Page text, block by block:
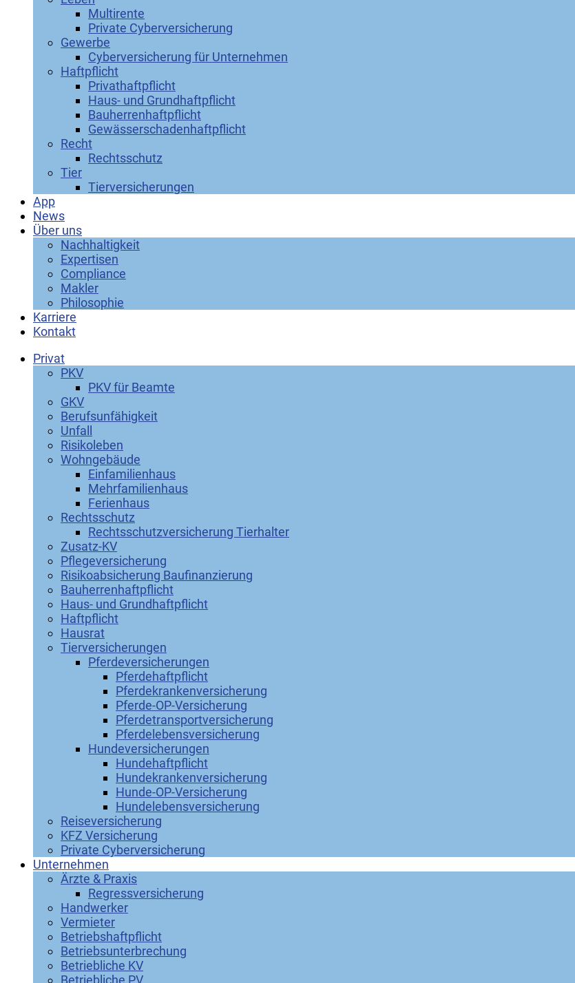
Multirente
Private Cyberversicherung
Gewerbe
Cyberversicherung für Unternehmen
Haftpflicht
Privathaftpflicht
Haus- und Grundhaftpflicht
Bauherrenhaftpflicht
Gewässerschadenhaftpflicht
Recht
Rechtsschutz
Tier
Tierversicherungen
App
News
Über uns
Nachhaltigkeit
Expertisen
Compliance
Makler
Philosophie
Karriere
Kontakt
Privat
PKV
PKV für Beamte
GKV
Berufsunfähigkeit
Unfall
Risikoleben
Wohngebäude
Einfamilienhaus
Mehrfamilienhaus
Ferienhaus
Rechtsschutz
Rechtsschutzversicherung Tierhalter
Zusatz-KV
Pflegeversicherung
Risikoabsicherung Baufinanzierung
Bauherrenhaftpflicht
Haus- und Grundhaftpflicht
Haftpflicht
Hausrat
Tierversicherungen
Pferdeversicherungen
Pferdehaftpflicht
Pferdekrankenversicherung
Pferde-OP-Versicherung
Pferdetransportversicherung
Pferdelebensversicherung
Hundeversicherungen
Hundehaftpflicht
Hundekrankenversicherung
Hunde-OP-Versicherung
Hundelebensversicherung
Reiseversicherung
KFZ Versicherung
Private Cyberversicherung
Unternehmen
Ärzte & Praxis
Regressversicherung
Handwerker
Vermieter
Betriebshaftpflicht
Betriebsunterbrechung
Betriebliche KV
Betriebliche PV